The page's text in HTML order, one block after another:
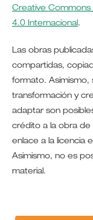
Creative Commons
4.0 Internacional.
Las obras
compartidas,
formato. Asimismo,
transformación y
adaptar son
crédito a la obra
enlace a la licencia
Asimismo, no es
material.